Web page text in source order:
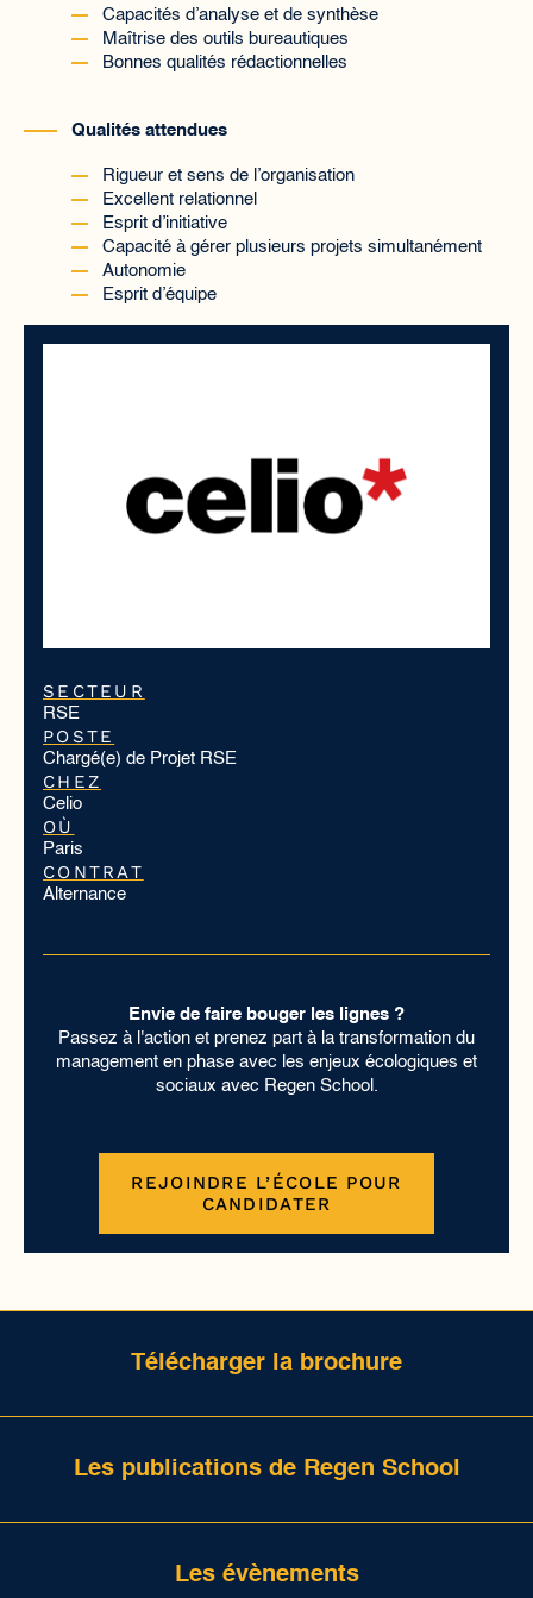
Capacités d’analyse et de synthèse
Maîtrise des outils bureautiques
Bonnes qualités rédactionnelles
Qualités attendues
Rigueur et sens de l’organisation
Excellent relationnel
Esprit d’initiative
Capacité à gérer plusieurs projets simultanément
Autonomie
Esprit d’équipe
SECTEUR
RSE
POSTE
Chargé(e) de Projet RSE
CHEZ
Celio
OÙ
Paris
CONTRAT
Alternance
Envie de faire bouger les lignes ?
Passez à l'action et prenez part à la transformation du
management en phase avec les enjeux écologiques et
sociaux avec Regen School.
REJOINDRE L’ÉCOLE POUR
CANDIDATER
Télécharger la brochure
Les publications de Regen School
Les évènements